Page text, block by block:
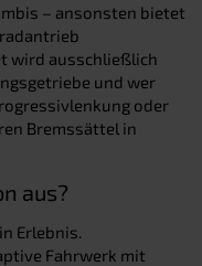
– ansonsten bietet
wird ausschließlich
und wer
oder
Bremssättel in
aus?
Erlebnis.
Fahrwerk mit